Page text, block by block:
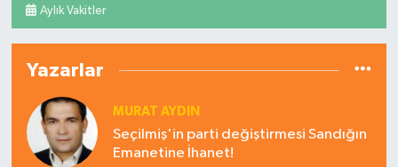
Aylık Vakitler
Yazarlar
MURAT AYDIN
Seçilmiş'in parti değiştirmesi Sandığın
Emanetine İhanet!